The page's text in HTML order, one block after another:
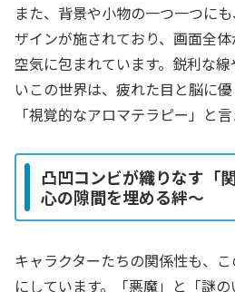
また、背景や小物の一つ一つに
ザインが施されており、画面全
空気に包まれています。鋭利な
いこの世界は、疲れた目と脳に
「視覚的なアロマテラピー」と言
凸凹コンビが織りなす「
心の隙間を埋める絆～
キャラクターたちの関係性も、
にしています。「悪魔」と「謎